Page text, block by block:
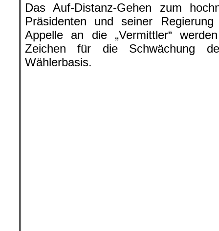
Das Auf-Distanz-Gehen zum
Präsidenten und seiner
Appelle an die „Vermittler“
Zeichen für die Schwächung
Wählerbasis.